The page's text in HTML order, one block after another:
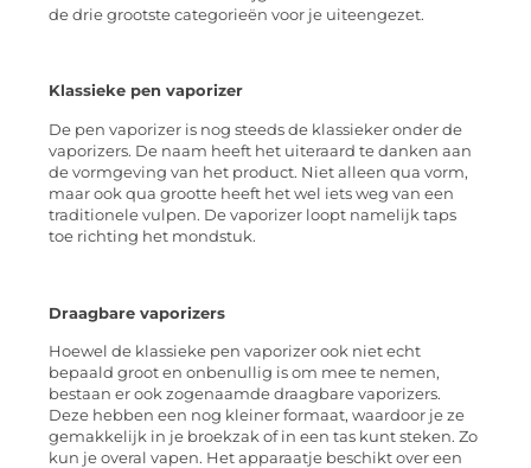
de drie grootste categorieën voor je uiteengezet.
Klassieke pen vaporizer
De pen vaporizer is nog steeds de klassieker onder de
vaporizers. De naam heeft het uiteraard te danken aan
de vormgeving van het product. Niet alleen qua vorm,
maar ook qua grootte heeft het wel iets weg van een
traditionele vulpen. De vaporizer loopt namelijk taps
toe richting het mondstuk.
Draagbare vaporizers
Hoewel de klassieke pen vaporizer ook niet echt
bepaald groot en onbenullig is om mee te nemen,
bestaan er ook zogenaamde draagbare vaporizers.
Deze hebben een nog kleiner formaat, waardoor je ze
gemakkelijk in je broekzak of in een tas kunt steken. Zo
kun je overal vapen. Het apparaatje beschikt over een